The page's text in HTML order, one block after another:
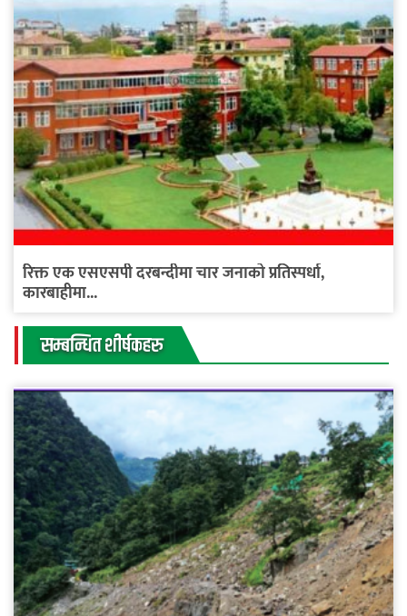
रिक्त एक एसएसपी दरबन्दीमा चार जनाको प्रतिस्पर्धा,
कारबाहीमा...
सम्बन्धित शीर्षकहरु